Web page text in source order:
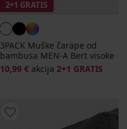
2+1 GRATIS
3PACK Muške čarape od
bambusa MEN-A Bert visoke
10,99 € akcija 2+1 GRATIS